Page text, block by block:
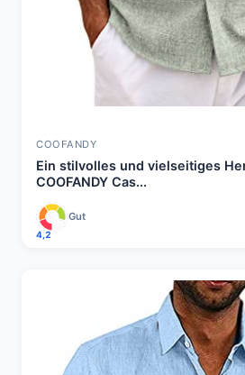
COOFANDY
Ein stilvolles und vielseitiges
COOFANDY Cas...
4,2
Gut